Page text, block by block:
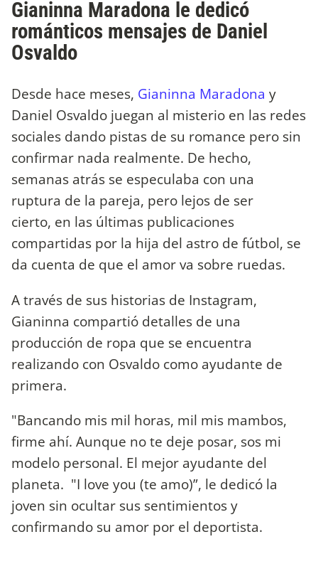
Gianinna Maradona le dedicó
románticos mensajes de Daniel
Osvaldo
Desde hace meses, Gianinna Maradona y
Daniel Osvaldo juegan al misterio en las redes
sociales dando pistas de su romance pero sin
confirmar nada realmente. De hecho,
semanas atrás se especulaba con una
ruptura de la pareja, pero lejos de ser
cierto, en las últimas publicaciones
compartidas por la hija del astro de fútbol, se
da cuenta de que el amor va sobre ruedas.
A través de sus historias de Instagram,
Gianinna compartió detalles de una
producción de ropa que se encuentra
realizando con Osvaldo como ayudante de
primera.
"Bancando mis mil horas, mil mis mambos,
firme ahí. Aunque no te deje posar, sos mi
modelo personal. El mejor ayudante del
planeta. "I love you (te amo)”, le dedicó la
joven sin ocultar sus sentimientos y
confirmando su amor por el deportista.